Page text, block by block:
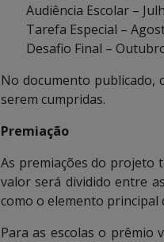
Audiência Escolar –
Tarefa Especial –
Desafio Final –
No documento publicado,
serem cumpridas.
Premiação
As premiações do projeto
valor será dividido entre
como o elemento principal
Para as escolas o prêmio